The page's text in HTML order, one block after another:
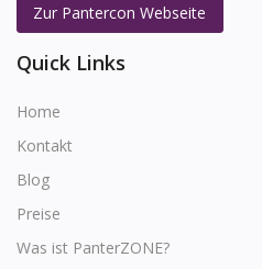
Zur Pantercon Webseite
Quick Links
Home
Kontakt
Blog
Preise
Was ist PanterZONE?